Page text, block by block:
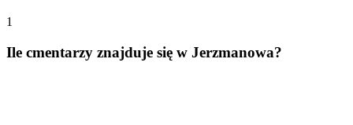
1
Ile cmentarzy znajduje się w Jerzmanowa?